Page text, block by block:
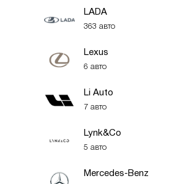
LADA
363 авто
Lexus
6 авто
Li Auto
7 авто
Lynk&Co
5 авто
Mercedes-Benz